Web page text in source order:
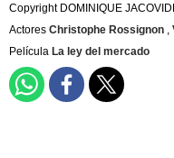
Copyright DOMINIQUE
Actores Christophe Rossignon ,
Película La ley del mercado